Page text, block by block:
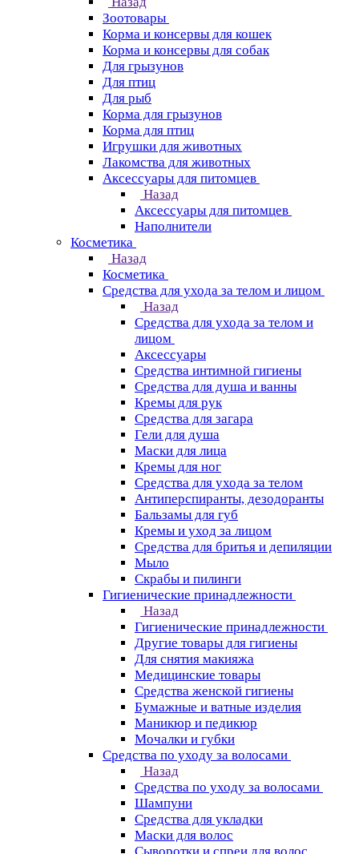
Зоотовары
Корма и консервы для кошек
Корма и консервы для собак
Для грызунов
Для птиц
Для рыб
Корма для грызунов
Корма для птиц
Игрушки для животных
Лакомства для животных
Аксессуары для питомцев
Назад
Аксессуары для питомцев
Наполнители
Косметика
Назад
Косметика
Средства для ухода за телом и лицом
Назад
Средства для ухода за телом и
лицом
Аксессуары
Средства интимной гигиены
Средства для душа и ванны
Кремы для рук
Средства для загара
Гели для душа
Маски для лица
Кремы для ног
Средства для ухода за телом
Антиперспиранты, дезодоранты
Бальзамы для губ
Кремы и уход за лицом
Средства для бритья и депиляции
Мыло
Скрабы и пилинги
Гигиенические принадлежности
Назад
Гигиенические принадлежности
Другие товары для гигиены
Для снятия макияжа
Медицинские товары
Средства женской гигиены
Бумажные и ватные изделия
Маникюр и педикюр
Мочалки и губки
Средства по уходу за волосами
Назад
Средства по уходу за волосами
Шампуни
Средства для укладки
Маски для волос